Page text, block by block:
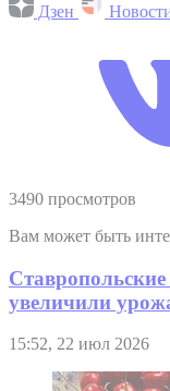
Дзен
3490 просмотров
Вам может быть
увеличили
15:52, 22 июл 2026